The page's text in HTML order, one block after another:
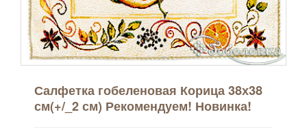
Салфетка гобеленовая Корица 38х38
см(+/_2 см) Рекомендуем! Новинка!